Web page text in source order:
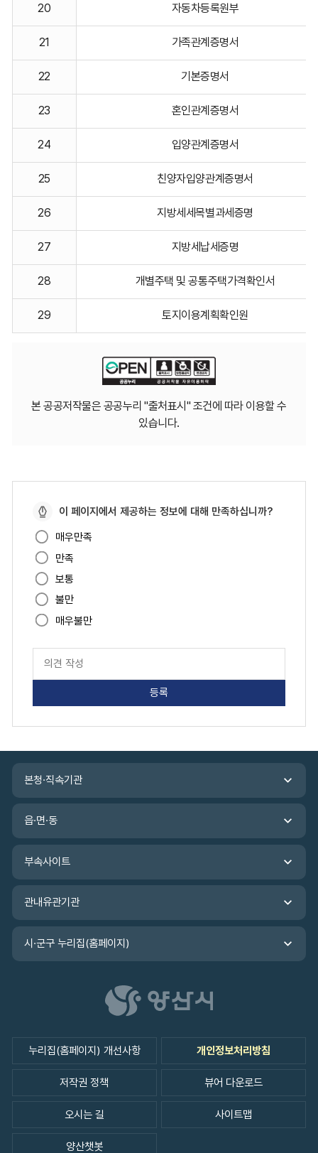
20 자동차등록원부
21 가족관계증명서
22 기본증명서
23 혼인관계증명서
24 입양관계증명서
25 친양자입양관계증명서
26 지방세세목별과세증명
27 지방세납세증명
28 개별주택 및 공통주택가격확인서
29 토지이용계획확인원
본 공공저작물은 공공누리 "출처표시" 조건에 따라 이용할 수
있습니다.
페
이
지
만
족
도
이 페이지에서 제공하는 정보에 대해 만족하십니까?
매우만족
만족
보통
불만
매우불만
지
족
가
력
본청·직속기관
읍·면·동
부속사이트
관내유관기관
시·군구 누리집(홈페이지)
누리집(홈페이지) 개선사항 개인정보처리방침
저작권 정책 뷰어 다운로드
오시는 길 사이트맵
양산챗봇